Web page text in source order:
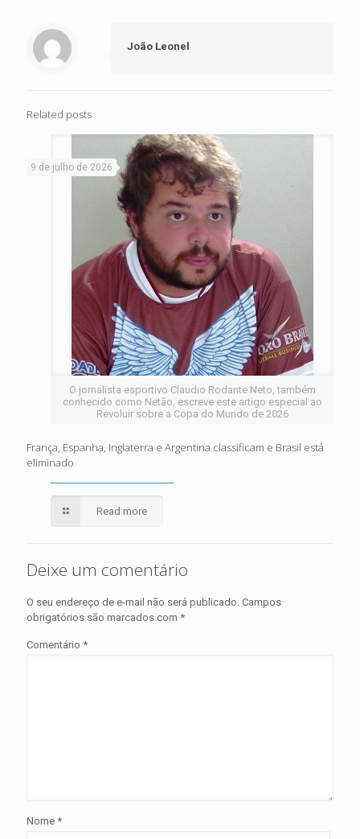
João Leonel
Related posts
O jornalista esportivo Claudio Rodante Neto, também
conhecido como Netão, escreve este artigo especial ao
Revoluir sobre a Copa do Mundo de 2026
9 de julho de 2026
França, Espanha, Inglaterra e Argentina classificam e Brasil está
eliminado
Read more
Deixe um comentário
O seu endereço de e-mail não será publicado. Campos
obrigatórios são marcados com *
Comentário *
Nome *